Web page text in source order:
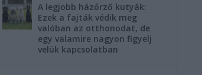
A legjobb házőrző kutyák:
Ezek a fajták védik meg
valóban az otthonodat, de
egy valamire nagyon figyelj
velük kapcsolatban